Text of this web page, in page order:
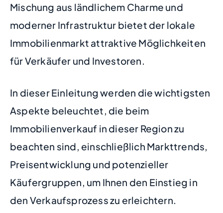
Mischung aus ländlichem Charme und
moderner Infrastruktur bietet der lokale
Immobilienmarkt attraktive Möglichkeiten
für Verkäufer und Investoren.
In dieser Einleitung werden die wichtigsten
Aspekte beleuchtet, die beim
Immobilienverkauf in dieser Region zu
beachten sind, einschließlich Markttrends,
Preisentwicklung und potenzieller
Käufergruppen, um Ihnen den Einstieg in
den Verkaufsprozess zu erleichtern.